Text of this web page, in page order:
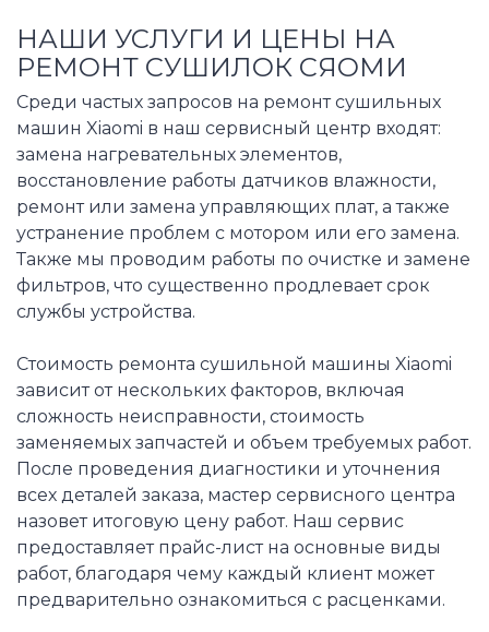
НАШИ УСЛУГИ И ЦЕНЫ НА
РЕМОНТ СУШИЛОК СЯОМИ
Среди частых запросов на ремонт сушильных
машин Xiaomi в наш сервисный центр входят:
замена нагревательных элементов,
восстановление работы датчиков влажности,
ремонт или замена управляющих плат, а также
устранение проблем с мотором или его замена.
Также мы проводим работы по очистке и замене
фильтров, что существенно продлевает срок
службы устройства.
Стоимость ремонта сушильной машины Xiaomi
зависит от нескольких факторов, включая
сложность неисправности, стоимость
заменяемых запчастей и объем требуемых работ.
После проведения диагностики и уточнения
всех деталей заказа, мастер сервисного центра
назовет итоговую цену работ. Наш сервис
предоставляет прайс-лист на основные виды
работ, благодаря чему каждый клиент может
предварительно ознакомиться с расценками.